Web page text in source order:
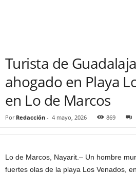
Turista de
ahogado en Playa
en Lo de Marcos
Por Redacción - 4 mayo, 2026 869
Lo de Marcos, Nayarit.– Un hombre
fuertes olas de la playa Los Venados,